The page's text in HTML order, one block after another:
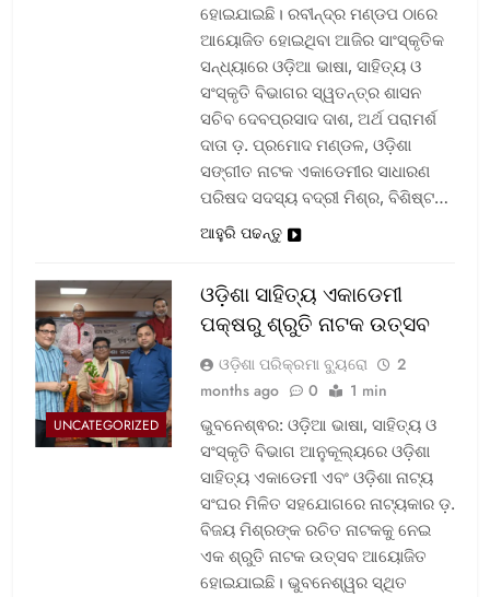
ହୋଇଯାଇଛି। ରବୀନ୍ଦ୍ର ମଣ୍ଡପ ଠାରେ
ଆୟୋଜିତ ହୋଇଥିବା ଆଜିର ସାଂସ୍କୃତିକ
ସନ୍ଧ୍ୟାରେ ଓଡ଼ିଆ ଭାଷା, ସାହିତ୍ୟ ଓ
ସଂସ୍କୃତି ବିଭାଗର ସ୍ୱତନ୍ତ୍ର ଶାସନ
ସଚିବ ଦେବପ୍ରସାଦ ଦାଶ, ଅର୍ଥ ପରାମର୍ଶ
ଦାତା ଡ଼. ପ୍ରମୋଦ ମଣ୍ଡଳ, ଓଡ଼ିଶା
ସଙ୍ଗୀତ ନାଟକ ଏକାଡେମୀର ସାଧାରଣ
ପରିଷଦ ସଦସ୍ୟ ବଦ୍ରୀ ମିଶ୍ର, ବିଶିଷ୍ଟ…
ଆହୁରି ପଢନ୍ତୁ
UNCATEGORIZED
ଓଡ଼ିଶା ସାହିତ୍ୟ ଏକାଡେମୀ
ପକ୍ଷରୁ ଶ୍ରୁତି ନାଟକ ଉତ୍ସବ
ଓଡ଼ିଶା ପରିକ୍ରମା ବ୍ୟୁରୋ
2
months ago
0 1 min
ଭୁବନେଶ୍ଵର: ଓଡ଼ିଆ ଭାଷା, ସାହିତ୍ୟ ଓ
ସଂସ୍କୃତି ବିଭାଗ ଆନୁକୂଲ୍ୟରେ ଓଡ଼ିଶା
ସାହିତ୍ୟ ଏକାଡେମୀ ଏବଂ ଓଡ଼ିଶା ନାଟ୍ୟ
ସଂଘର ମିଳିତ ସହଯୋଗରେ ନାଟ୍ୟକାର ଡ଼.
ବିଜୟ ମିଶ୍ରଙ୍କ ରଚିତ ନାଟକକୁ ନେଇ
ଏକ ଶ୍ରୁତି ନାଟକ ଉତ୍ସବ ଆୟୋଜିତ
ହୋଇଯାଇଛି। ଭୁବନେଶ୍ୱର ସ୍ଥିତ